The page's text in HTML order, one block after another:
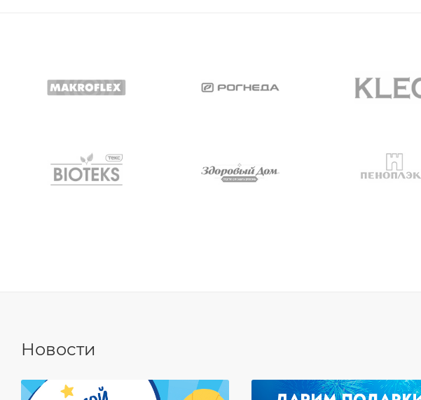
Новости